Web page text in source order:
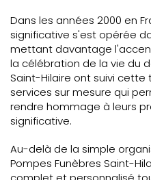
Dans les années 2000 en
significative s'est opérée
mettant davantage
la célébration de la vie du
Saint-Hilaire ont suivi
services sur mesure qui
rendre hommage à leurs
significative.
Au-delà de la simple
Pompes Funèbres Saint-